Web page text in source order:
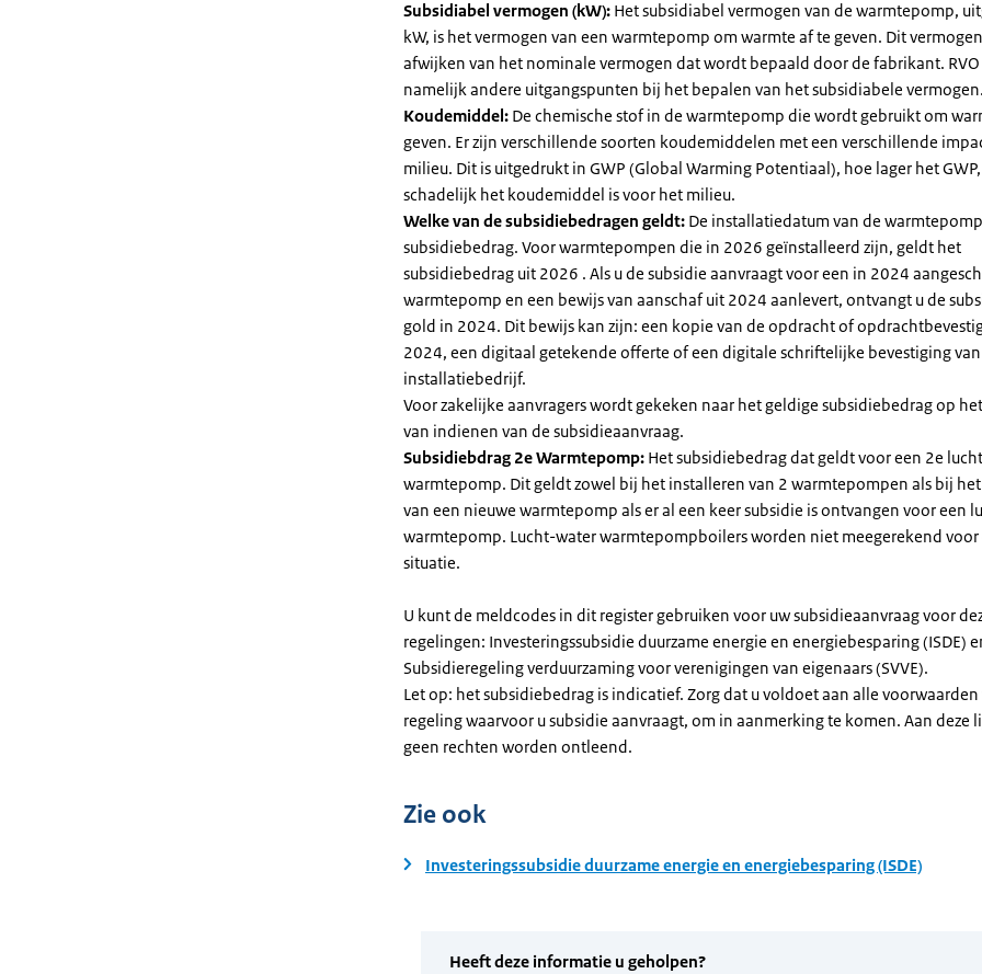
Subsidiabel vermogen (kW): Het subsidiabel vermogen van de warmtepomp,
kW, is het vermogen van een warmtepomp om warmte af te geven. Dit
afwijken van het nominale vermogen dat wordt bepaald door de fabrikant.
namelijk andere uitgangspunten bij het bepalen van het subsidiabele vermogen.
Koudemiddel: De chemische stof in de warmtepomp die wordt gebruikt om
geven. Er zijn verschillende soorten koudemiddelen met een verschillende
milieu. Dit is uitgedrukt in GWP (Global Warming Potentiaal), hoe lager het
schadelijk het koudemiddel is voor het milieu.
Welke van de subsidiebedragen geldt: De installatiedatum van de
subsidiebedrag. Voor warmtepompen die in 2026 geïnstalleerd zijn, geldt het
subsidiebedrag uit 2026 . Als u de subsidie aanvraagt voor een in 2024
warmtepomp en een bewijs van aanschaf uit 2024 aanlevert, ontvangt u de
gold in 2024. Dit bewijs kan zijn: een kopie van de opdracht of
2024, een digitaal getekende offerte of een digitale schriftelijke bevestiging
installatiebedrijf.
Voor zakelijke aanvragers wordt gekeken naar het geldige subsidiebedrag op
van indienen van de subsidieaanvraag.
Subsidiebdrag 2e Warmtepomp: Het subsidiebedrag dat geldt voor een 2e
warmtepomp. Dit geldt zowel bij het installeren van 2 warmtepompen als bij
van een nieuwe warmtepomp als er al een keer subsidie is ontvangen voor een
warmtepomp. Lucht-water warmtepompboilers worden niet meegerekend voor
situatie.
U kunt de meldcodes in dit register gebruiken voor uw subsidieaanvraag voor
regelingen: Investeringssubsidie duurzame energie en energiebesparing (ISDE)
Subsidieregeling verduurzaming voor verenigingen van eigenaars (SVVE).
Let op: het subsidiebedrag is indicatief. Zorg dat u voldoet aan alle voorwaarden
regeling waarvoor u subsidie aanvraagt, om in aanmerking te komen. Aan deze
geen rechten worden ontleend.
Zie ook
Investeringssubsidie duurzame energie en energiebesparing (ISDE)